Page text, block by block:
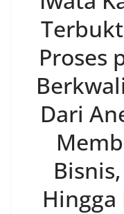
Proses
Dari